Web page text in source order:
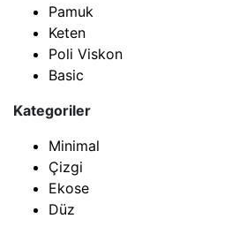
Pamuk
Keten
Poli Viskon
Basic
Kategoriler
Minimal
Çizgi
Ekose
Düz